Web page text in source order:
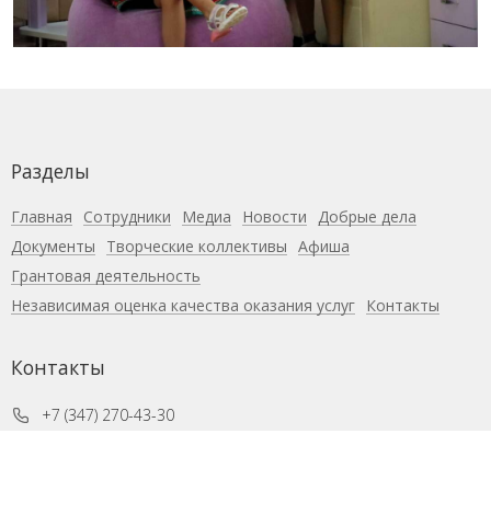
Разделы
Главная Сотрудники Медиа Новости Добрые дела
Документы
Творческие коллективы Афиша
Грантовая деятельность
Независимая оценка качества оказания услуг Контакты
Контакты
+7 (347) 270-43-30